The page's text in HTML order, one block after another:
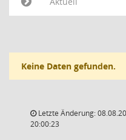
Keine Daten gefunden.
Letzte Änderung:
20:00:23